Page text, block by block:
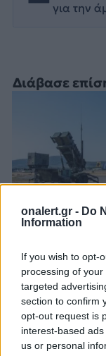
onalert.gr - Do
Information
If you wish to opt-
processing of
targeted
section to confirm
opt-out request is
interest-based
us or personal
Διάβασε
Patriot στη
ελληνική
Μήνυμα της
Ριάντ
για την